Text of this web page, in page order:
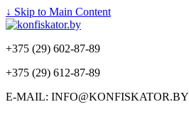
↓ Skip to Main Content
+375 (29) 602-87-89
+375 (29) 612-87-89
E-MAIL: INFO@KONFISKATOR.BY